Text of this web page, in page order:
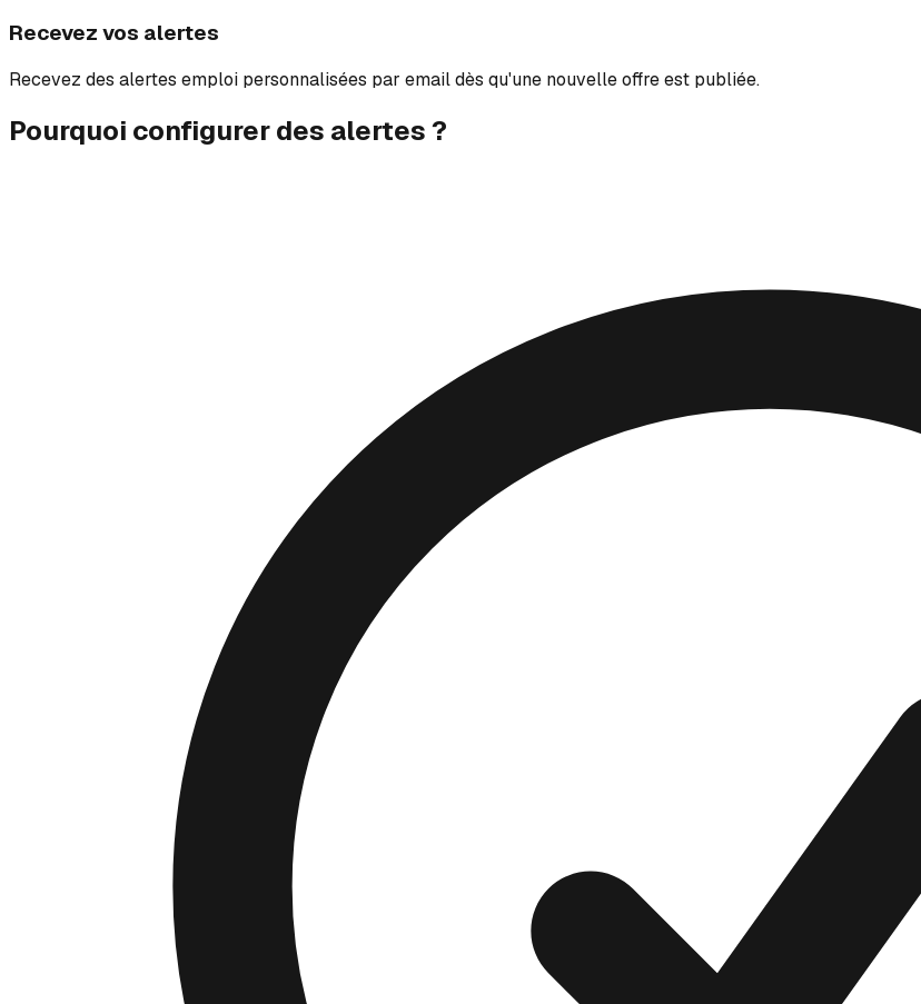
Recevez vos alertes
Recevez des alertes emploi personnalisées par email dès qu'une nouvelle offre est publiée.
Pourquoi configurer des alertes ?